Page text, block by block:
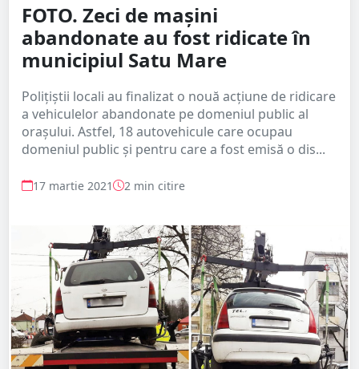
FOTO. Zeci de mașini
abandonate au fost ridicate în
municipiul Satu Mare
Polițiștii locali au finalizat o nouă acțiune de ridicare
a vehiculelor abandonate pe domeniul public al
orașului. Astfel, 18 autovehicule care ocupau
domeniul public și pentru care a fost emisă o dis...
17 martie 2021 2 min citire